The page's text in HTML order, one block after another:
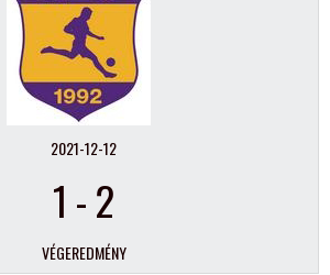
2021-12-12
1 -2
VÉGEREDMÉNY